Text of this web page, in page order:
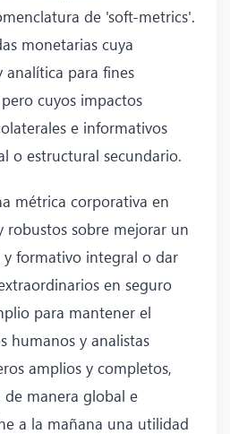
de 'soft-metrics'.
monetarias cuya
analítica para fines
cuyos impactos
e informativos
o estructural secundario.
métrica corporativa en
robustos sobre mejorar un
y formativo integral o dar
en seguro
para mantener el
humanos y analistas
amplios y completos,
manera global e
a la mañana una utilidad